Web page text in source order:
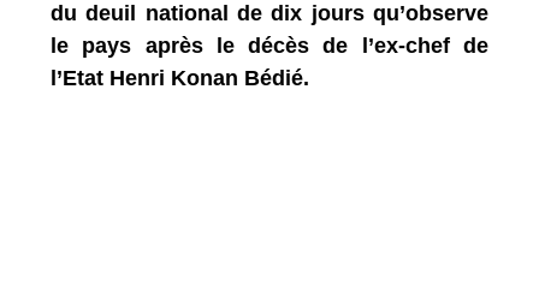
du deuil national de dix jours qu’observe
le pays après le décès de l’ex-chef de
l’Etat Henri Konan Bédié.